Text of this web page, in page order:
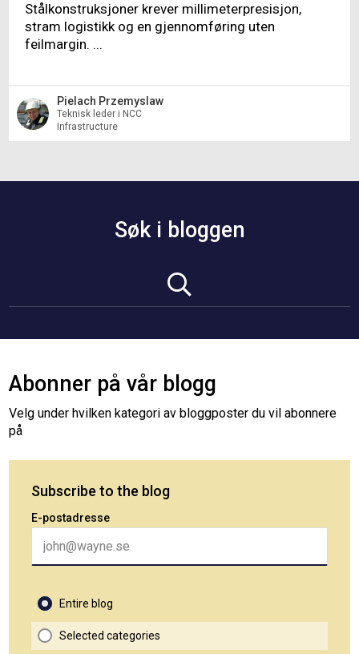
Stålkonstruksjoner krever millimeterpresisjon,
stram logistikk og en gjennomføring uten
feilmargin. ...
Pielach Przemyslaw
Teknisk leder i NCC
Infrastructure
Søk i bloggen
Abonner på vår blogg
Velg under hvilken kategori av bloggposter du vil abonnere
på
Subscribe to the blog
E-postadresse
Entire blog
Selected categories